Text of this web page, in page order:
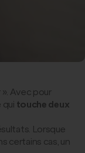
Avec pour
qui touche deux
Lorsque
certains cas, un